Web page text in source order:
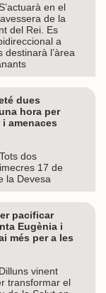
S’actuarà en el
de la
del Rei. Es
a
destinarà l’àrea
dues
hora per
amenaces
Tots dos
17 de
la Devesa
pacificar
Eugènia i
més per a les
Dilluns vinent
transformar el